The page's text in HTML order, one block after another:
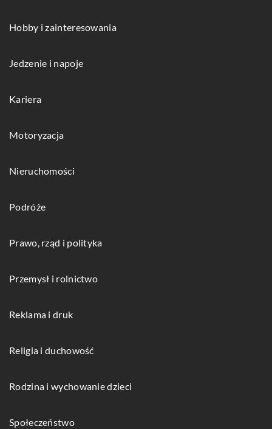
Hobby i zainteresowania
Jedzenie i napoje
Kariera
Motoryzacja
Nieruchomości
Podróże
Prawo, rząd i polityka
Przemysł i rolnictwo
Reklama i druk
Religia i duchowość
Rodzina i wychowanie dzieci
Społeczeństwo